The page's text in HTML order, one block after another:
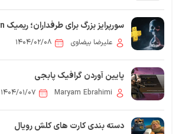
به PlayStation Plus Essential می‌آید! علیرضا بیضاوی ۱۴۰۴/۰۲/۰۸
پایین آوردن گرافیک پابجی
Maryam Ebrahimi ۱۴۰۴/۰۱/۰۷
دسته بندی کارت های کلش رویال